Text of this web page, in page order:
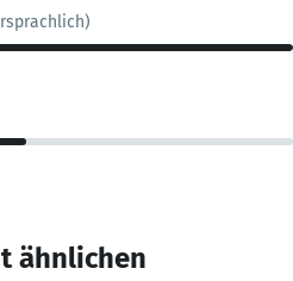
ähnlichen